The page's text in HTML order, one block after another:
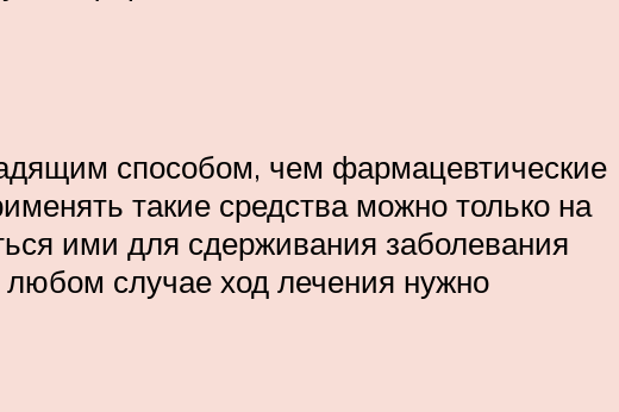
способом, чем фармацевтические
такие средства можно только на
ими для сдерживания заболевания
любом случае ход лечения нужно